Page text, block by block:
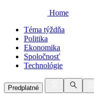
Home
Téma týždňa
Politika
Ekonomika
Spoločnosť
Technológie
Predplatné